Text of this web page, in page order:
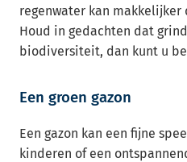
regenwater kan makkelijker
Houd in gedachten dat
biodiversiteit, dan kunt u
Een groen gazon
Een gazon kan een fijne
kinderen of een